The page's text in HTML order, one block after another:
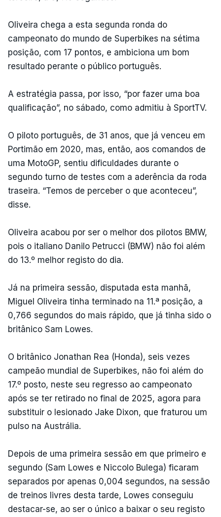
Oliveira chega a esta segunda ronda do
campeonato do mundo de Superbikes na sétima
posição, com 17 pontos, e ambiciona um bom
resultado perante o público português.
A estratégia passa, por isso, “por fazer uma boa
qualificação”, no sábado, como admitiu à SportTV.
O piloto português, de 31 anos, que já venceu em
Portimão em 2020, mas, então, aos comandos de
uma MotoGP, sentiu dificuldades durante o
segundo turno de testes com a aderência da roda
traseira. “Temos de perceber o que aconteceu”,
disse.
Oliveira acabou por ser o melhor dos pilotos BMW,
pois o italiano Danilo Petrucci (BMW) não foi além
do 13.º melhor registo do dia.
Já na primeira sessão, disputada esta manhã,
Miguel Oliveira tinha terminado na 11.ª posição, a
0,766 segundos do mais rápido, que já tinha sido o
britânico Sam Lowes.
O britânico Jonathan Rea (Honda), seis vezes
campeão mundial de Superbikes, não foi além do
17.º posto, neste seu regresso ao campeonato
após se ter retirado no final de 2025, agora para
substituir o lesionado Jake Dixon, que fraturou um
pulso na Austrália.
Depois de uma primeira sessão em que primeiro e
segundo (Sam Lowes e Niccolo Bulega) ficaram
separados por apenas 0,004 segundos, na sessão
de treinos livres desta tarde, Lowes conseguiu
destacar-se, ao ser o único a baixar o seu registo